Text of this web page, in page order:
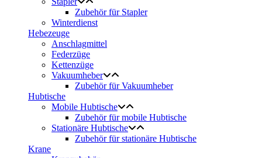
Zubehör für Stapler
Winterdienst
Hebezeuge
Anschlagmittel
Federzüge
Kettenzüge
Vakuumheber
Zubehör für Vakuumheber
Hubtische
Mobile Hubtische
Zubehör für mobile Hubtische
Stationäre Hubtische
Zubehör für stationäre Hubtische
Krane